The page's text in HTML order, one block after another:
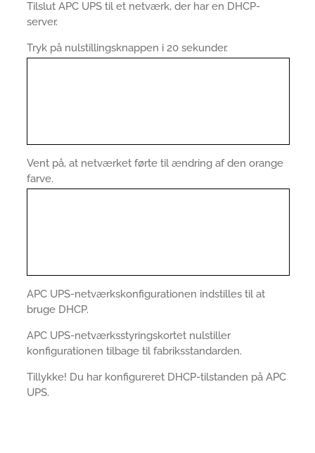
Tilslut APC UPS til et netværk, der har en DHCP-
server.
Tryk på nulstillingsknappen i 20 sekunder.
Vent på, at netværket førte til ændring af den orange
farve.
APC UPS-netværkskonfigurationen indstilles til at
bruge DHCP.
APC UPS-netværksstyringskortet nulstiller
konfigurationen tilbage til fabriksstandarden.
Tillykke! Du har konfigureret DHCP-tilstanden på APC
UPS.